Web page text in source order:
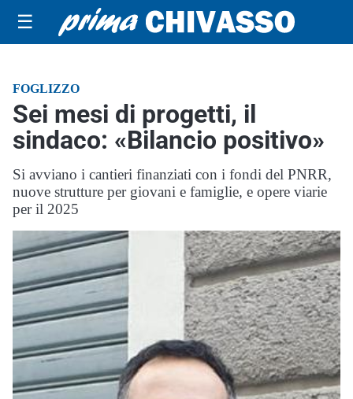
☰
FOGLIZZO
Sei mesi di progetti, il
sindaco: «Bilancio positivo»
Si avviano i cantieri finanziati con i fondi del PNRR,
nuove strutture per giovani e famiglie, e opere viarie
per il 2025